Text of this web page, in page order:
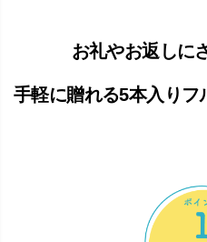
お礼やお返しに
手軽に贈れる5本入りフ